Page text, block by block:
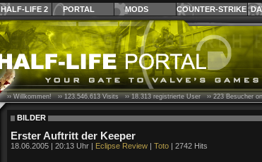
HALF-LIFE 2 PORTAL MODS COUNTER-STRIKE
›› Willkommen! ››123.546.613Visits ››18.313registrierte User ››223Besucher
BILDER
Erster Auftritt der Keeper
18.06.2005 | 20:13 Uhr | Eclipse Review| Toto| 2742 Hits